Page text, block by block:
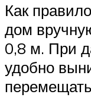
Как
дом
0,8 м. При
удобно